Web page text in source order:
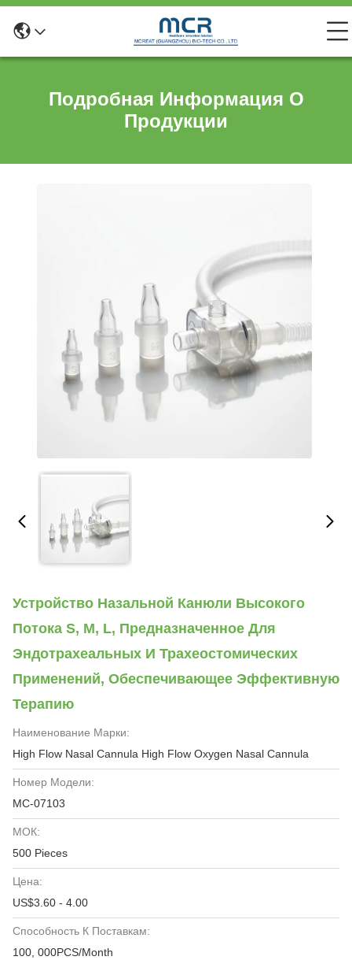
Подробная Информация О
Продукции
Устройство Назальной Канюли Высокого
Потока S, M, L, Предназначенное Для
Эндотрахеальных И Трахеостомических
Применений, Обеспечивающее Эффективную
Терапию
Наименование Марки:
High Flow Nasal Cannula High Flow Oxygen Nasal Cannula
Номер Модели:
MC-07103
МОК:
500 Pieces
Цена:
US$3.60 - 4.00
Способность К Поставкам:
100, 000PCS/Month